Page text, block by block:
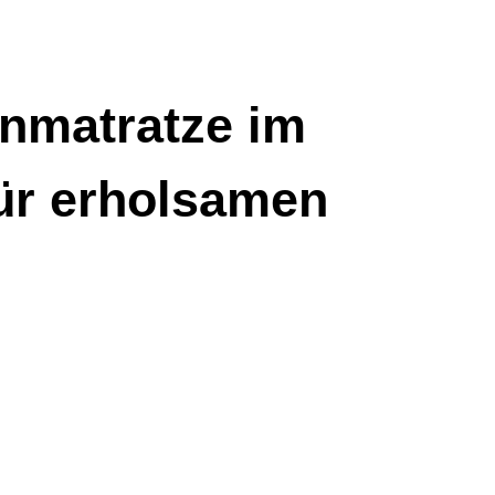
im
erholsamen